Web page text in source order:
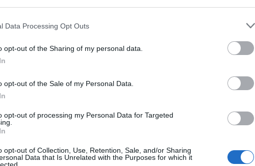
Data Processing Opt Outs
opt-out of the Sharing of my personal data.
opt-out of the Sale of my Personal Data.
opt-out of processing my Personal Data for Targeted
opt-out of Collection, Use, Retention, Sale, and/or Sharing
Data that Is Unrelated with the Purposes for which it
Oil, με την...
νέων θέσεων γιατρών στο
στο ΕΣΥ δεν μπορούν να λυθούν από τη μία
στην άλλη. Ως υπουργείο και κυβέρνηση κάνουμε ό,τι
Αυτό που είναι...
του μύκητα Candida auris σε
ασθενή στο νοσοκομείο Ρεθύμνου
15 Μαΐου 2022
το μικρόβιο είναι εδώ, είναι δίπλα μας και κάνει την
27
27
27